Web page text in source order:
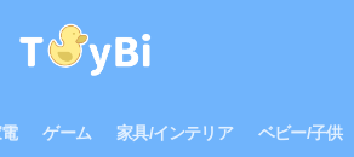
ゲーム 家具/インテリア ベビー/子供